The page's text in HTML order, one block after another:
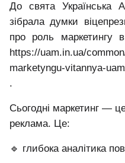
До свята Українська
зібрала думки
про роль маркетингу в
https://uam.in.ua/
marketyngu-vitannya-
.
Сьогодні маркетинг —
реклама. Це:
🔹 глибока аналітика